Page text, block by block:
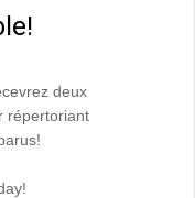
deux
répertoriant